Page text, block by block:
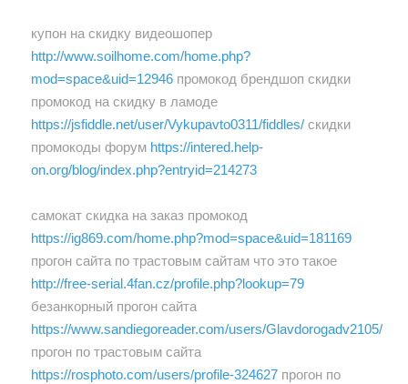
купон на скидку видеошопер
http://www.soilhome.com/home.php?
mod=space&uid=12946 промокод брендшоп скидки
промокод на скидку в ламоде
https://jsfiddle.net/user/Vykupavto0311/fiddles/ скидки
промокоды форум https://intered.help-
on.org/blog/index.php?entryid=214273
самокат скидка на заказ промокод
https://ig869.com/home.php?mod=space&uid=181169
прогон сайта по трастовым сайтам что это такое
http://free-serial.4fan.cz/profile.php?lookup=79
безанкорный прогон сайта
https://www.sandiegoreader.com/users/Glavdorogadv2105/
прогон по трастовым сайта
https://rosphoto.com/users/profile-324627 прогон по